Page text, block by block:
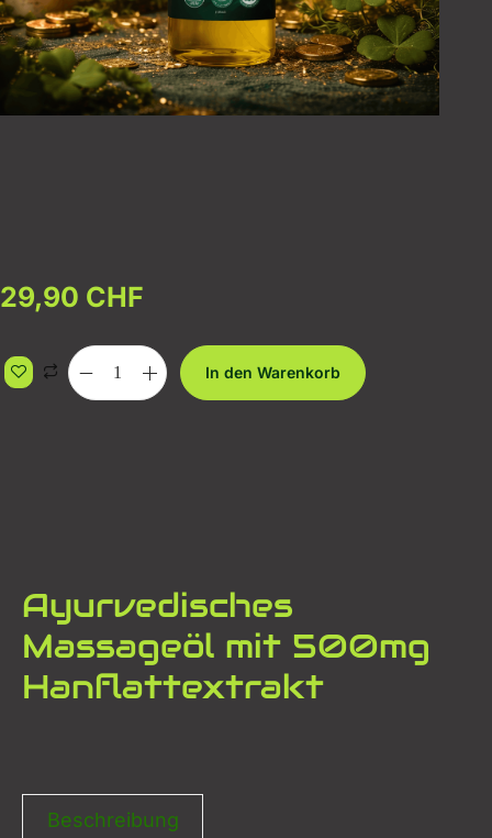
29,90 CHF
In den Warenkorb
Ayurvedisches
Massageöl mit 500mg
Hanflattextrakt
Beschreibung